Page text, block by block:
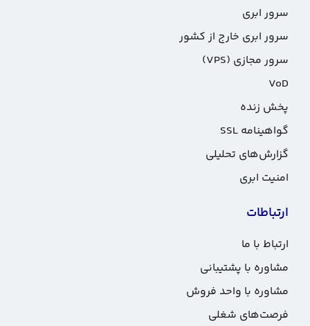
سرور ابری
سرور ابری خارج از کشور
سرور مجازی (VPS)
VoD
پخش زنده
گواهینامه SSL
گزارش‌های تحلیلی
امنیت ابری
ارتباطات
ارتباط با ما
مشاوره با پشتیبانی
مشاوره با واحد فروش
فرصت‌های شغلی